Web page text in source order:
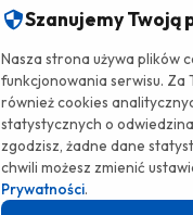
Szanujemy Twoją
Nasza strona używa plików
funkcjonowania serwisu. Za
również cookies
statystycznych o
zgodzisz, żadne dane
chwili możesz zmienić
Prywatności.